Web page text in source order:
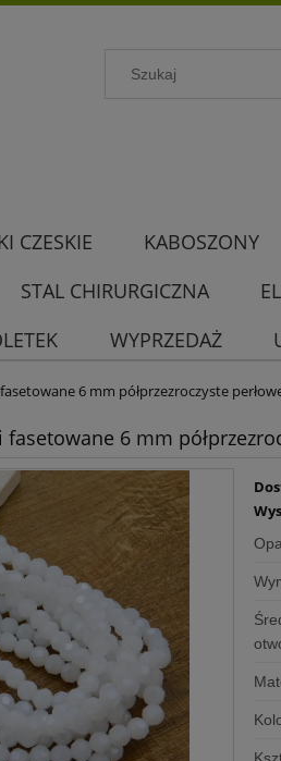
CZESKIE KABOSZONY
STAL CHIRURGICZNA
WYPRZEDAŻ
6 mm półprzezroczyste
6 mm